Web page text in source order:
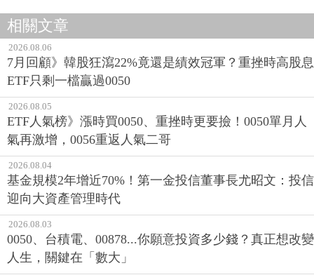
相關文章
2026.08.06
7月回顧》韓股狂瀉22%竟還是績效冠軍？重挫時高股息
ETF只剩一檔贏過0050
2026.08.05
ETF人氣榜》漲時買0050、重挫時更要撿！0050單月人
氣再激增，0056重返人氣二哥
2026.08.04
基金規模2年增近70%！第一金投信董事長尤昭文：投信
迎向大資產管理時代
2026.08.03
0050、台積電、00878...你願意投資多少錢？真正想改變
人生，關鍵在「數大」